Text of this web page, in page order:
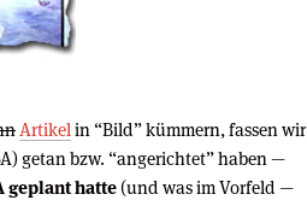
Artikel in “Bild” kümmern, fassen wir
getan bzw. “angerichtet” haben —
geplant hatte (und was im Vorfeld —